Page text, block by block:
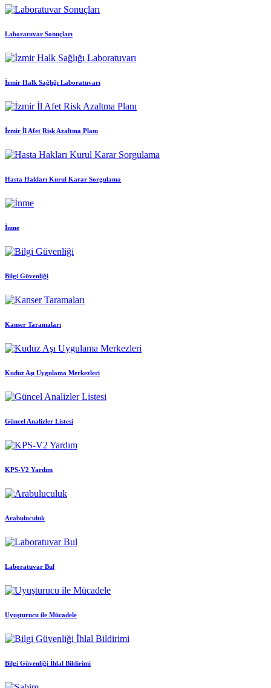
Laboratuvar Sonuçları
İzmir Halk Sağlığı Laboratuvarı
İzmir İl Afet Risk Azaltma Planı
Hasta Hakları Kurul Karar Sorgulama
İnme
Bilgi Güvenliği
Kanser Taramaları
Kuduz Aşı Uygulama Merkezleri
Güncel Analizler Listesi
KPS-V2 Yardım
Arabuluculuk
Laboratuvar Bul
Uyuşturucu ile Mücadele
Bilgi Güvenliği İhlal Bildirimi